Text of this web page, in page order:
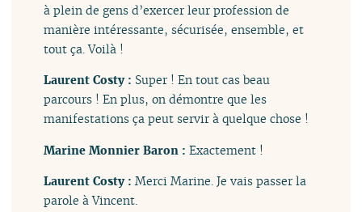
à plein de gens d’exercer leur profession de
manière intéressante, sécurisée, ensemble, et
tout ça. Voilà !
Laurent Costy : Super ! En tout cas beau
parcours ! En plus, on démontre que les
manifestations ça peut servir à quelque chose !
Marine Monnier Baron :Exactement !
Laurent Costy :Merci Marine. Je vais passer la
parole à Vincent.